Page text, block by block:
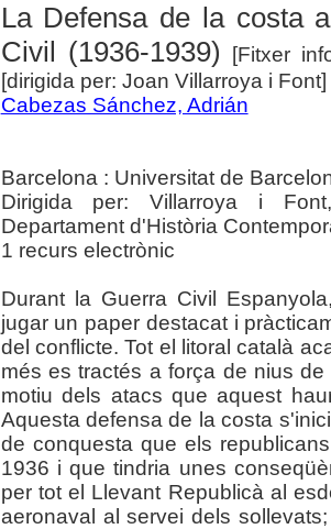
La Defensa de la costa
Civil (1936-1939)
[Fitxer
[dirigida per: Joan Villarroya i Font]
Cabezas Sánchez, Adrián
Barcelona : Universitat de
Dirigida per: Villarroya i
Departament d'Història
1 recurs electrònic
Durant la Guerra Civil
jugar un paper destacat i
del conflicte. Tot el litoral català
més es tractés a força de nius
motiu dels atacs que aquest
Aquesta defensa de la costa
de conquesta que els
1936 i que tindria unes
per tot el Llevant Republicà al
aeronaval al servei dels